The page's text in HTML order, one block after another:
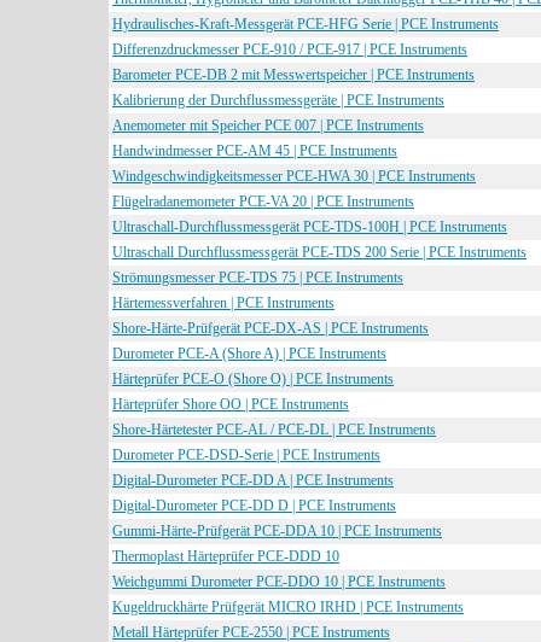
Hydraulisches-Kraft-Messgerät PCE-HFG Serie | PCE Instruments
Differenzdruckmesser PCE-910 / PCE-917 | PCE Instruments
Barometer PCE-DB 2 mit Messwertspeicher | PCE Instruments
Kalibrierung der Durchflussmessgeräte | PCE Instruments
Anemometer mit Speicher PCE 007 | PCE Instruments
Handwindmesser PCE-AM 45 | PCE Instruments
Windgeschwindigkeitsmesser PCE-HWA 30 | PCE Instruments
Flügelradanemometer PCE-VA 20 | PCE Instruments
Ultraschall-Durchflussmessgerät PCE-TDS-100H | PCE Instruments
Ultraschall Durchflussmessgerät PCE-TDS 200 Serie | PCE Instruments
Strömungsmesser PCE-TDS 75 | PCE Instruments
Härtemessverfahren | PCE Instruments
Shore-Härte-Prüfgerät PCE-DX-AS | PCE Instruments
Durometer PCE-A (Shore A) | PCE Instruments
Härteprüfer PCE-O (Shore O) | PCE Instruments
Härteprüfer Shore OO | PCE Instruments
Shore-Härtetester PCE-AL / PCE-DL | PCE Instruments
Durometer PCE-DSD-Serie | PCE Instruments
Digital-Durometer PCE-DD A | PCE Instruments
Digital-Durometer PCE-DD D | PCE Instruments
Gummi-Härte-Prüfgerät PCE-DDA 10 | PCE Instruments
Thermoplast Härteprüfer PCE-DDD 10
Weichgummi Durometer PCE-DDO 10 | PCE Instruments
Kugeldruckhärte Prüfgerät MICRO IRHD | PCE Instruments
Metall Härteprüfer PCE-2550 | PCE Instruments